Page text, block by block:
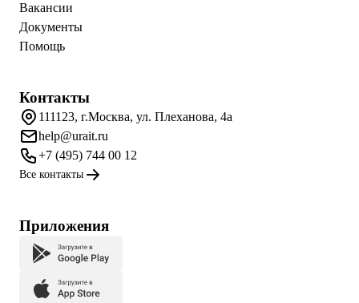
Вакансии
Документы
Помощь
Контакты
111123, г.Москва, ул. Плеханова, 4а
help@urait.ru
+7 (495) 744 00 12
Все контакты
Приложения